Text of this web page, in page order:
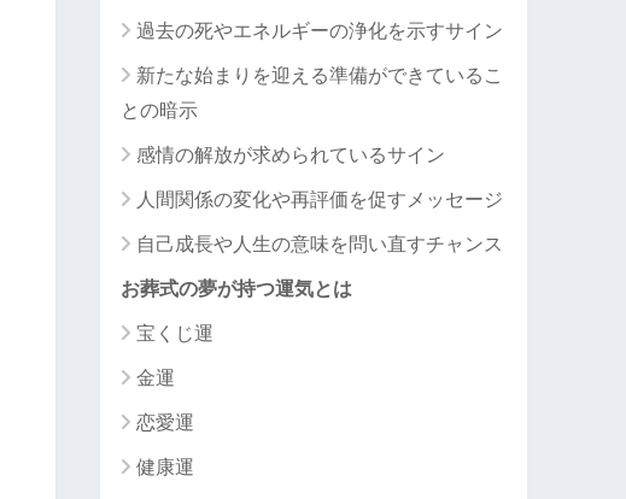
過去の死やエネルギーの浄化を示すサイン
新たな始まりを迎える準備ができているこ
との暗示
感情の解放が求められているサイン
人間関係の変化や再評価を促すメッセージ
自己成長や人生の意味を問い直すチャンス
お葬式の夢が持つ運気とは
宝くじ運
金運
恋愛運
健康運